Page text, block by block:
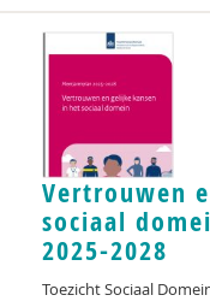
Vertrouwen
sociaal
2025-2028
Toezicht Sociaal